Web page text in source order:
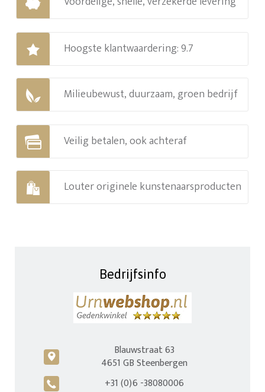
Hoogste klantwaardering: 9.7
Milieubewust, duurzaam, groen bedrijf
Veilig betalen, ook achteraf
Louter originele kunstenaarsproducten
Bedrijfsinfo
c
Blauwstraat 63
4651 GB Steenbergen
A +31 (0)6 -38080006